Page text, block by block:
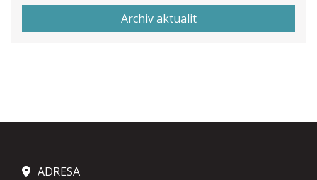
Archiv aktualit
ADRESA